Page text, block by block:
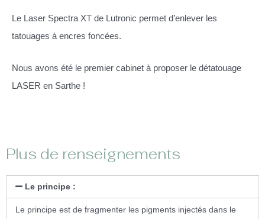
Le Laser Spectra XT de Lutronic permet d’enlever les
tatouages à encres foncées.
Nous avons été le premier cabinet à proposer le détatouage
LASER en Sarthe !
Plus de renseignements
Le principe :
Le principe est de fragmenter les pigments injectés dans le